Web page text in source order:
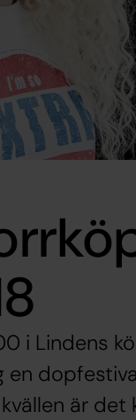
i Lindens
en
är det